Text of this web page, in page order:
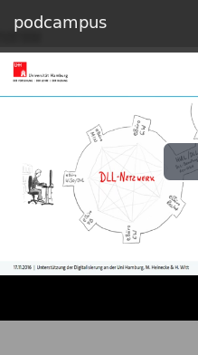
podcampus